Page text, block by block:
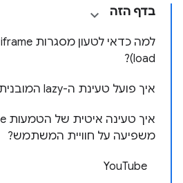
בדף הזה
load)?
איך פועל טעינת ה-lazy המובנית של iframes?
משפיעה על חוויית המשתמש?
YouTube